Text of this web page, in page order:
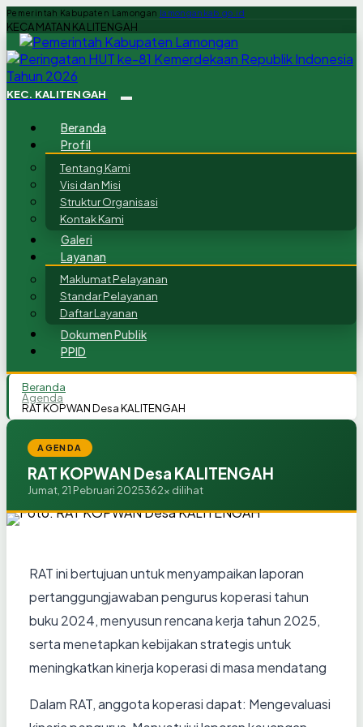
Pemerintah Kabupaten Lamongan lamongankab.go.id
KECAMATAN KALITENGAH
KEC. KALITENGAH
Beranda
Profil
Tentang Kami
Visi dan Misi
Struktur Organisasi
Kontak Kami
Galeri
Layanan
Maklumat Pelayanan
Standar Pelayanan
Daftar Layanan
Dokumen Publik
PPID
Beranda
Agenda
RAT KOPWAN Desa KALITENGAH
AGENDA
RAT KOPWAN Desa KALITENGAH
Jumat, 21 Pebruari 2025362x dilihat
RAT ini bertujuan untuk menyampaikan laporan
pertanggungjawaban pengurus koperasi tahun
buku 2024, menyusun rencana kerja tahun 2025,
serta menetapkan kebijakan strategis untuk
meningkatkan kinerja koperasi di masa mendatang
Dalam RAT, anggota koperasi dapat: Mengevaluasi